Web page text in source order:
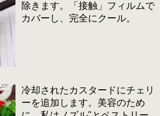
除きます。「接触」フィルムで
カバーし、完全にクール。
冷却されたカスタードにチェリ
ーを追加します。美容のため